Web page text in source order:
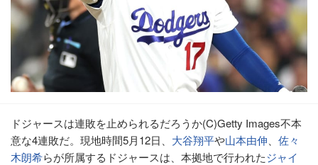
ドジャースは連敗を止められるだろうか(C)Getty Images不本
意な4連敗だ。現地時間5月12日、 大谷翔平や山本由伸
佐々
木朗希らが所属するドジャースは、本拠地で行われたジャイ